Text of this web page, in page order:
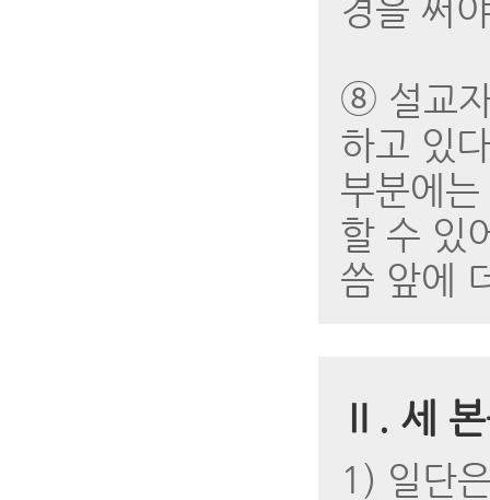
경을 써
➇ 설교
하고 있
부분에
할 수 있
씀 앞에
Ⅱ. 세
1) 일단